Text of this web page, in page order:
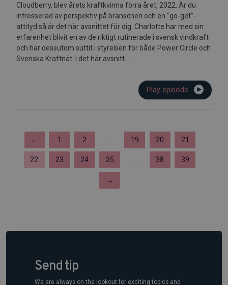
Cloudberry, blev årets kraftkvinna förra året, 2022. Är du
intresserad av perspektiv på branschen och en "go-get"-
attityd så är det här avsnittet för dig. Charlotte har med sin
erfarenhet blivit en av de riktigt rutinerade i svensk vindkraft
och har dessutom suttit i styrelsen för både Power Circle och
Svenska Kraftnät. I det här avsnitt...
Play episode
← 1 2 19 20 21
22 23 24 25 ... 38 39
→
Send tip
We are always on the lookout for exciting topics and